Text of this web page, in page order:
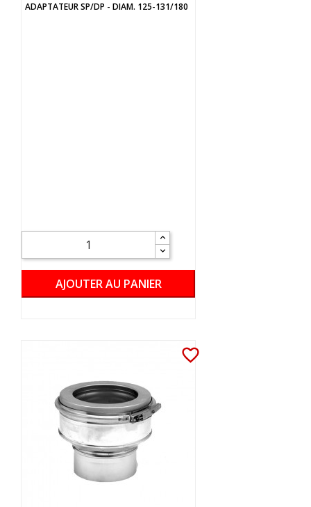
ADAPTATEUR SP/DP - DIAM. 125-131/180
AJOUTER AU PANIER
favorite_border